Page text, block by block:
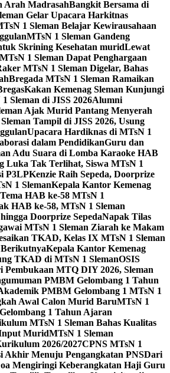
Arah MadrasahBangkit Bersama di
Gelar Upacara Harkitnas
1 Sleman Belajar Kewirausahaan
MTsN 1 Sleman Gandeng
Skrining Kesehatan muridLewat
1 Sleman Dapat Penghargaan
MTsN 1 Sleman Digelar, Bahas
Bregada MTsN 1 Sleman Ramaikan
Kakan Kemenag Sleman Kunjungi
Sleman di JISS 2026Alumni
Ajak Murid Pantang Menyerah
Tampil di JISS 2026, Usung
Upacara Hardiknas di MTsN 1
dalam PendidikanGuru dan
Adu Suara di Lomba Karaoke HAB
Luka Tak Terlihat, Siswa MTsN 1
P3LPKenzie Raih Sepeda, Doorprize
1 SlemanKepala Kantor Kemenag
HAB ke-58 MTsN 1
HAB ke-58, MTsN 1 Sleman
Doorprize SepedaNapak Tilas
MTsN 1 Sleman Ziarah ke Makam
TKAD, Kelas IX MTsN 1 Sleman
Kepala Kantor Kemenag
TKAD di MTsN 1 SlemanOSIS
Pembukaan MTQ DIY 2026, Sleman
PMBM Gelombang 1 Tahun
PMBM Gelombang 1 MTsN 1
Awal Calon Murid BaruMTsN 1
1 Tahun Ajaran
MTsN 1 Sleman Bahas Kualitas
MuridMTsN 1 Sleman
2026/2027CPNS MTsN 1
Akhir Menuju Pengangkatan PNSDari
Mengiringi Keberangkatan Haji Guru